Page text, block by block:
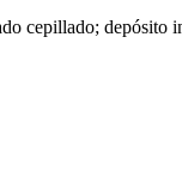
cepillado; depósito